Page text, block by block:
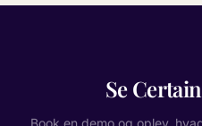
Se
Book en demo og oplev,